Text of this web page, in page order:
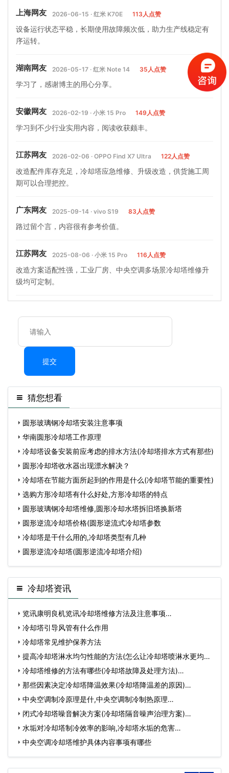
上海网友 2026-06-15 · 红米 K70E 113人点赞
设备运行状态平稳，长期使用故障频次低，助力生产线稳定有
序运转。
湖南网友 2026-05-17 · 红米 Note 14 35人点赞
学习了，感谢博主的用心分享。
安徽网友 2026-02-19 · 小米 15 Pro 149人点赞
学习到不少行业实用内容，阅读收获颇丰。
江苏网友 2026-02-06 · OPPO Find X7 Ultra 122人点赞
改造配件库存充足，冷却塔应急维修、升级改造，供货施工周
期可以合理把控。
广东网友 2025-09-14 · vivo S19 83人点赞
路过留个言，内容很有参考价值。
江苏网友 2025-08-06 · 小米 15 Pro 116人点赞
改造方案适配性强，工业厂房、中央空调多场景冷却塔维修升
级均可定制。
提交
猜您想看
圆形玻璃钢冷却塔安装注意事项
华南圆形冷却塔工作原理
冷却塔设备安装前应考虑的排水方法(冷却塔排水方式有那些)
圆形冷却塔收水器出现漂水解决？
冷却塔在节能方面所起到的作用是什么(冷却塔节能的重要性)
选购方形冷却塔有什么好处,方形冷却塔的特点
圆形玻璃钢冷却塔维修,圆形冷却水塔拆旧塔换新塔
圆形逆流冷却塔价格(圆形逆流式冷却塔参数
冷却塔是干什么用的,冷却塔类型有几种
圆形逆流冷却塔(圆形逆流冷却塔介绍)
冷却塔资讯
览讯康明良机览讯冷却塔维修方法及注意事项…
冷却塔引导风管有什么作用
冷却塔常见维护保养方法
提高冷却塔淋水均匀性能的方法(怎么让冷却塔喷淋水更均匀)
… 冷却塔维修的方法有哪些(冷却塔故障及处理方法)…
那些因素决定冷却塔降温效果(冷却塔降温差的原因)…
中央空调制冷原理是什,中央空调制冷制热原理…
闭式冷却塔噪音解决方案(冷却塔隔音噪声治理方案)…
水垢对冷却塔制冷效率的影响,冷却塔水垢的危害…
中央空调冷却塔维护具体内容事项有哪些